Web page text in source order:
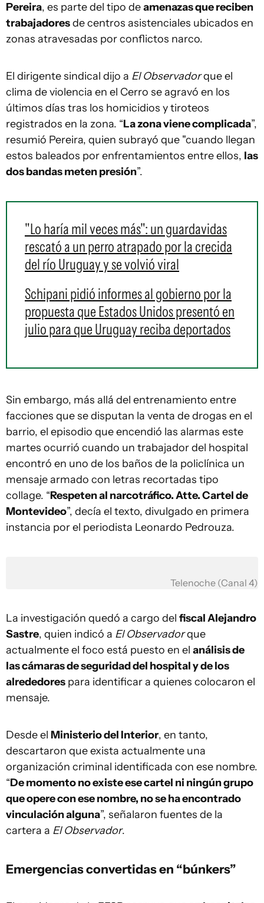
Pereira, es parte del tipo deamenazas que reciben
trabajadoresde centros asistenciales ubicados en
zonas atravesadas por conflictos narco.
El dirigente sindical dijo a El Observadorque el
clima de violencia en el Cerro se agravó en los
últimos días tras los homicidios y tiroteos
registrados en la zona. “La zona viene complicada”,
resumió Pereira, quien subrayó que "cuando llegan
estos baleados por enfrentamientos entre ellos, las
dos bandas meten presión”.
"Lo haría mil veces más": un guardavidas
rescató a un perro atrapado por la crecida
del río Uruguay y se volvió viral
Schipani pidió informes al gobierno por la
propuesta que Estados Unidos presentó en
julio para que Uruguay reciba deportados
Sin embargo, más allá del entrenamiento entre
facciones que se disputan la venta de drogas en el
barrio, el episodio que encendió las alarmas este
martes ocurrió cuando un trabajador del hospital
encontró en uno de los baños de la policlínica un
mensaje armado con letras recortadas tipo
collage. “Respeten al narcotráfico. Atte. Cartel de
Montevideo”, decía el texto, divulgado en primera
instancia por el periodista Leonardo Pedrouza.
Telenoche (Canal 4)
La investigación quedó a cargo del fiscal Alejandro
Sastre, quien indicó a El Observadorque
actualmente el foco está puesto en el análisis de
las cámaras de seguridad del hospital y de los
alrededores para identificar a quienes colocaron el
mensaje.
Desde el Ministerio del Interior, en tanto,
descartaron que exista actualmente una
organización criminal identificada con ese nombre.
“De momento no existe ese cartel ni ningún grupo
que opere con ese nombre, no se ha encontrado
vinculación alguna”, señalaron fuentes de la
cartera a El Observador.
Emergencias convertidas en “búnkers”